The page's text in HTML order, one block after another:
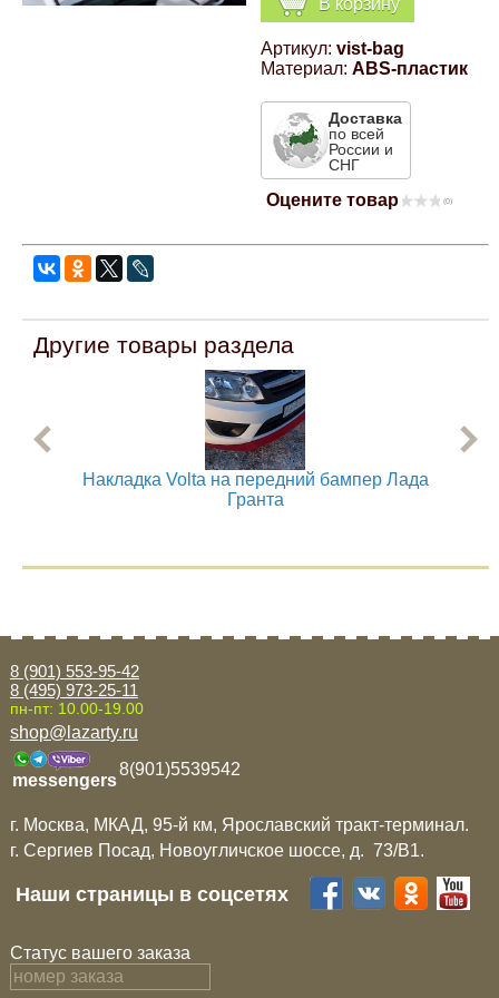
Артикул: vist-bag
Материал: ABS-пластик
Доставка
по всей
России и
СНГ
Оцените товар (0)
Другие товары раздела
Накладка Volta на передний бампер Лада
Гранта
8 (901) 553-95-42
8 (495) 973-25-11
пн-пт: 10.00-19.00
shop@lazarty.ru
messengers
8(901)5539542
г. Москва, МКАД, 95-й км, Ярославский тракт-терминал.
г. Сергиев Посад, Новоугличское шоссе, д. 73/B1.
Наши страницы в соцсетях
Статус вашего заказа
Компрессионные фитинги Poliext
Lada
Lexus
Mercedes-Benz
Suzuki
Toyota
Volkswagen
УАЗ
Дополнительные товары
Эмали универсальные акриловые
Грунтовки, защитные лаки
Магнитные панели на холодильник